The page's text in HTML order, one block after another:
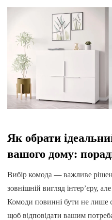
Як обрати
вашого дому:
Вибір комода — важливе
зовнішній вигляд інтер’єру,
Комоди повинні бути не лише
щоб відповідати вашим